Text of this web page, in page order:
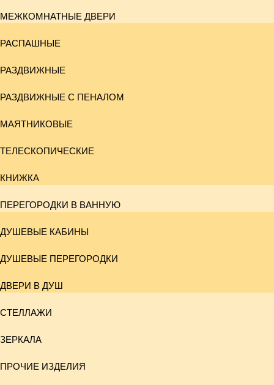
МЕЖКОМНАТНЫЕ ДВЕРИ
РАСПАШНЫЕ
РАЗДВИЖНЫЕ
РАЗДВИЖНЫЕ С ПЕНАЛОМ
МАЯТНИКОВЫЕ
ТЕЛЕСКОПИЧЕСКИЕ
КНИЖКА
ПЕРЕГОРОДКИ В ВАННУЮ
ДУШЕВЫЕ КАБИНЫ
ДУШЕВЫЕ ПЕРЕГОРОДКИ
ДВЕРИ В ДУШ
СТЕЛЛАЖИ
ЗЕРКАЛА
ПРОЧИЕ ИЗДЕЛИЯ